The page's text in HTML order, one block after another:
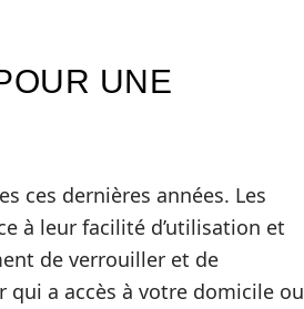
UNE
ces dernières années. Les
à leur facilité d’utilisation et
de verrouiller et de
a accès à votre domicile ou